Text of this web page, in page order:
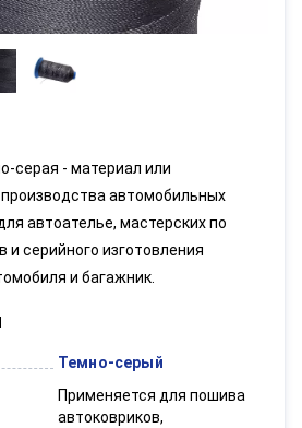
серая - материал или
автомобильных
автоателье, мастерских по
и серийного изготовления
и багажник.
Темно-серый
Применяется для пошива
автоковриков,